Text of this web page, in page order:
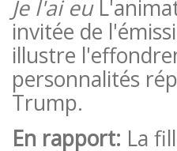
Je l'ai eu
invitée de
illustre
personnalités
Trump.
En rapport: La